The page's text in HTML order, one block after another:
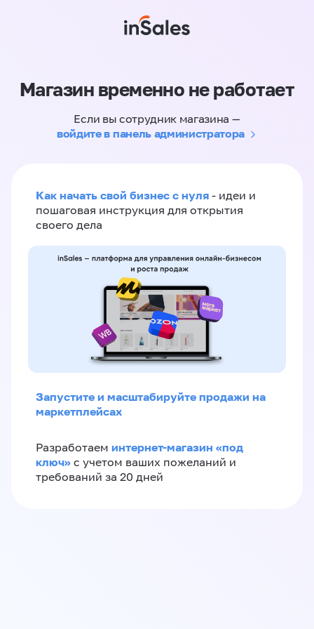
Магазин временно не работает
Если вы сотрудник магазина —
войдите в панель администратора
Как начать свой бизнес с нуля - идеи и
пошаговая инструкция для открытия
своего дела
Запустите и масштабируйте продажи на
маркетплейсах
Разработаем интернет-магазин «‎под
ключ»‎ с учетом ваших пожеланий и
требований за 20 дней